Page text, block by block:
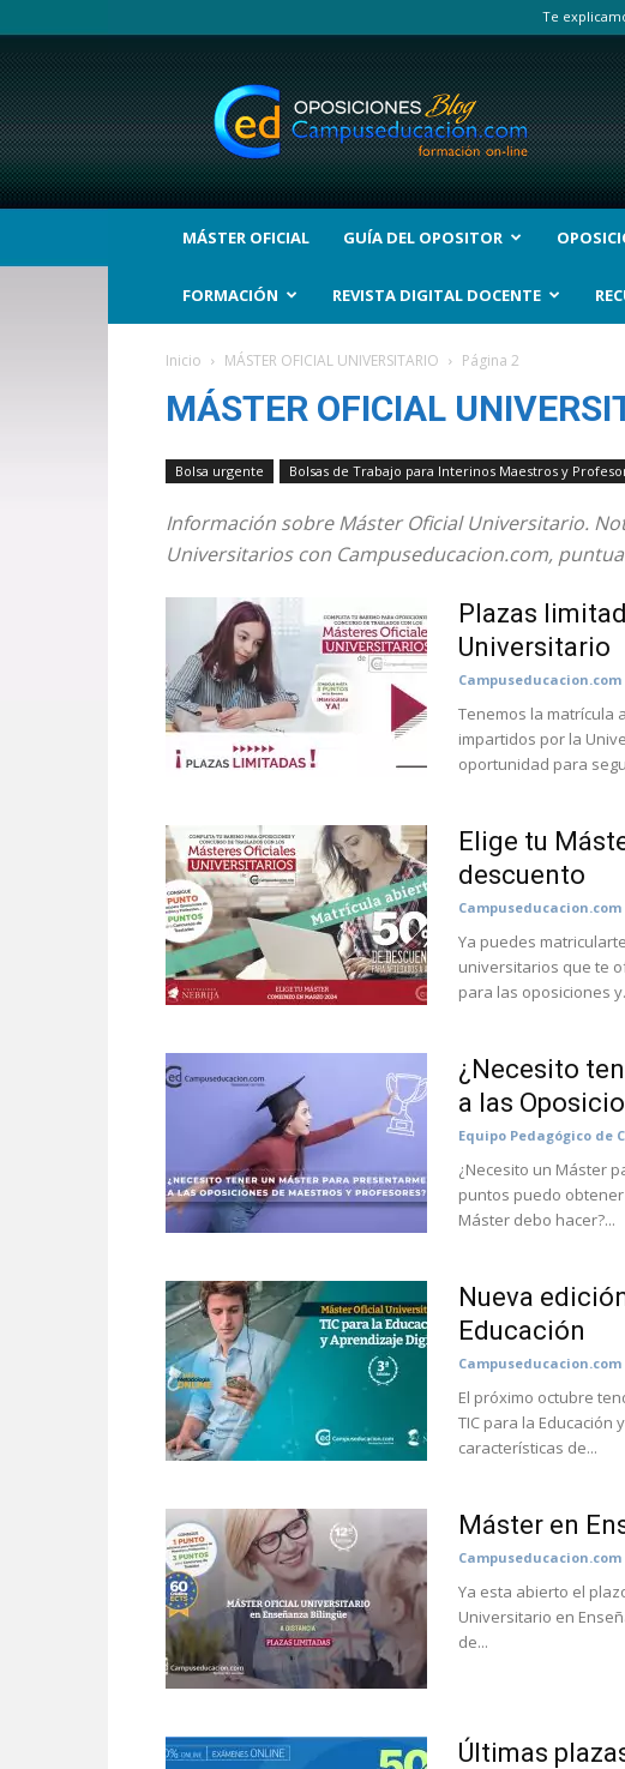
Te
BLOG
Noticias
Oposiciones
y
bolsas
Trabajo
Interinos.
MÁSTER OFICIAL GUÍA DEL OPOSITOR
FORMACIÓN REVISTA DIGITAL DOCENTE
Inicio MÁSTER OFICIAL UNIVERSITARIO Página 2
MÁSTER OFICIAL
Bolsa urgente Bolsas de Trabajo para Interinos Maestros y
Información sobre Máster Oficial Universitario.
Universitarios con Campuseducacion.com,
Plazas
Universitario
Campuseducacion.com
Tenemos la matrícula
impartidos por la
oportunidad para
Elige tu
descuento
Campuseducacion.com
Ya puedes
universitarios que te
para las oposiciones
¿Necesito
a las
Equipo Pedagógico de
¿Necesito un Máster
puntos puedo
Máster debo hacer?...
Nueva
Educación
Campuseducacion.com
El próximo octubre
TIC para la Educación
características de...
Máster en
Campuseducacion.com
Ya esta abierto el
Universitario en
de...
Últimas